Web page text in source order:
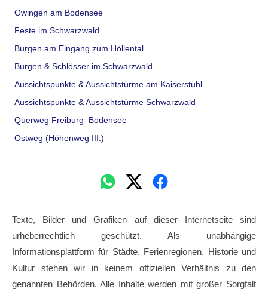
Owingen am Bodensee
Feste im Schwarzwald
Burgen am Eingang zum Höllental
Burgen & Schlösser im Schwarzwald
Aussichtspunkte & Aussichtstürme am Kaiserstuhl
Aussichtspunkte & Aussichtstürme Schwarzwald
Querweg Freiburg–Bodensee
Ostweg (Höhenweg III.)
Texte, Bilder und Grafiken auf dieser Internetseite sind
urheberrechtlich geschützt. Als unabhängige
Informationsplattform für Städte, Ferienregionen, Historie und
Kultur stehen wir in keinem offiziellen Verhältnis zu den
genannten Behörden. Alle Inhalte werden mit großer Sorgfalt